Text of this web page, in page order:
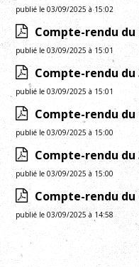
publié le 03/09/2025 à 15:02
Compte-rendu du
publié le 03/09/2025 à 15:01
Compte-rendu du
publié le 03/09/2025 à 15:01
Compte-rendu du
publié le 03/09/2025 à 15:00
Compte-rendu du
publié le 03/09/2025 à 15:00
Compte-rendu du
publié le 03/09/2025 à 14:58